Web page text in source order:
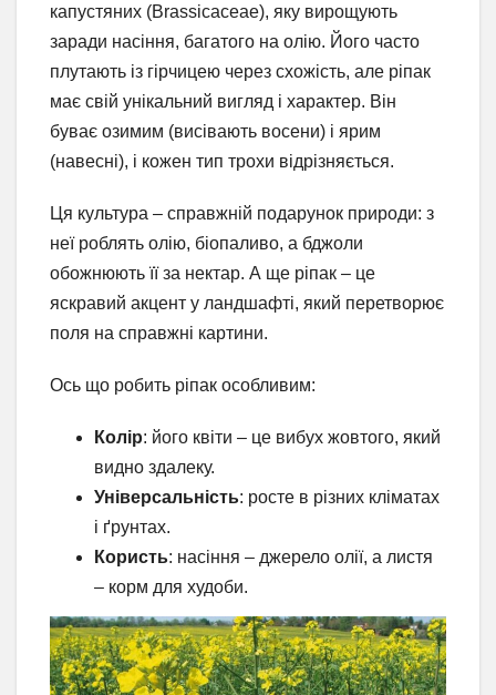
капустяних (Brassicaceae), яку вирощують
заради насіння, багатого на олію. Його часто
плутають із гірчицею через схожість, але ріпак
має свій унікальний вигляд і характер. Він
буває озимим (висівають восени) і ярим
(навесні), і кожен тип трохи відрізняється.
Ця культура – справжній подарунок природи: з
неї роблять олію, біопаливо, а бджоли
обожнюють її за нектар. А ще ріпак – це
яскравий акцент у ландшафті, який перетворює
поля на справжні картини.
Ось що робить ріпак особливим:
Колір: його квіти – це вибух жовтого, який
видно здалеку.
Універсальність: росте в різних кліматах
і ґрунтах.
Користь: насіння – джерело олії, а листя
– корм для худоби.